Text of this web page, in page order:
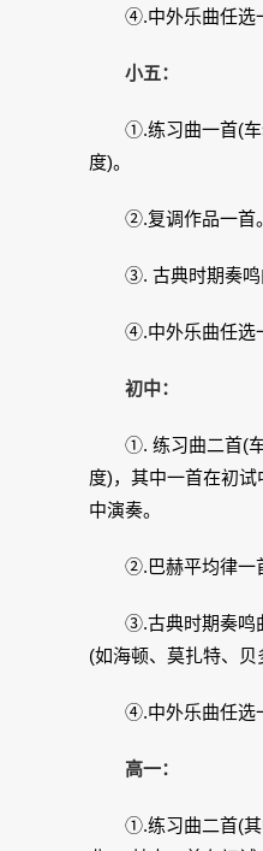
④.中外乐曲任选一
小五：
①.练习曲一首(车
度)。
②.复调作品一首。
③. 古典时期奏鸣
④.中外乐曲任选一
初中：
①. 练习曲二首(车
度)，其中一首在初
中演奏。
②.巴赫平均律一首
③.古典时期奏鸣曲
(如海顿、莫扎特、贝
④.中外乐曲任选一
高一：
①.练习曲二首(其